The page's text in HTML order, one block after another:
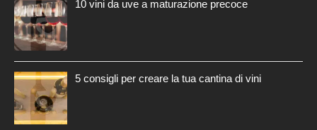
10 vini da uve a maturazione precoce
5 consigli per creare la tua cantina di vini